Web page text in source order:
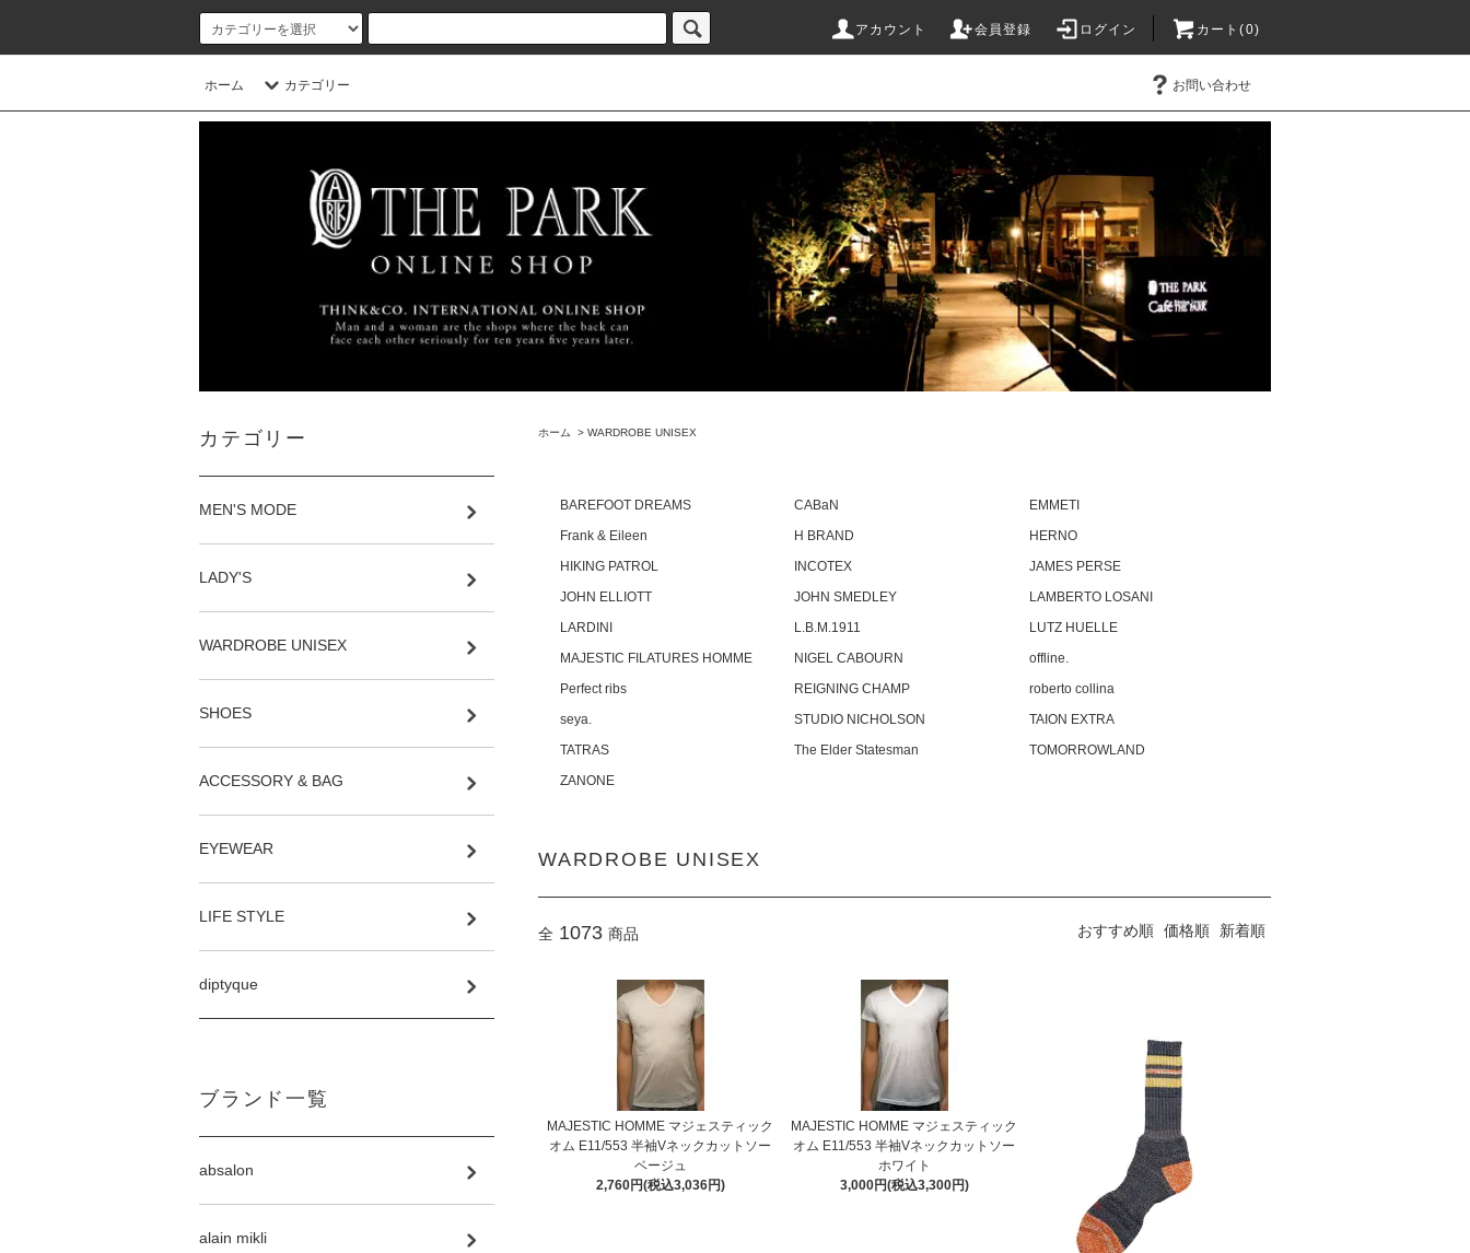
アカウント 会員登録 ログイン カート(0)
ホーム カテゴリー お問い合わせ
ホーム > WARDROBE UNISEX
BAREFOOT DREAMS CABaN
EMMETI
Frank & Eileen
H BRAND
HERNO
HIKING PATROL
INCOTEX
JAMES PERSE
JOHN ELLIOTT
JOHN SMEDLEY
LAMBERTO LOSANI
LARDINI
L.B.M.1911
LUTZ HUELLE
MAJESTIC FILATURES HOMME
NIGEL CABOURN
offline.
Perfect ribs
REIGNING CHAMP
roberto collina
seya.
STUDIO NICHOLSON
TAION EXTRA
TATRAS
The Elder Statesman
TOMORROWLAND
ZANONE
WARDROBE UNISEX
全 1073 商品 おすすめ順 価格順 新着順
MAJESTIC HOMME マジェスティック
オム E11/553 半袖Vネックカットソー
ベージュ
2,760円(税込3,036円)
MAJESTIC HOMME マジェスティック
オム E11/553 半袖Vネックカットソー
ホワイト
3,000円(税込3,300円)
カテゴリー
MEN'S MODE
LADY'S
WARDROBE UNISEX
SHOES
ACCESSORY & BAG
EYEWEAR
LIFE STYLE
diptyque
ブランド一覧
absalon
alain mikli